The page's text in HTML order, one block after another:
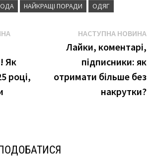
НАЙКРАЩІ ПОРАДИ
ОДЯГ
Попередня
Як
році,
НАСТУПНА НОВИНА
Лайки, коментарі,
підписники: як
отримати більше без
накрутки?